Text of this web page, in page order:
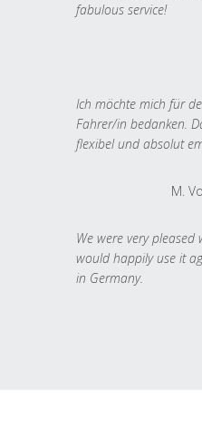
fabulous service!
Ich möchte mich für
Fahrer/in bedanken.
flexibel und absolut
M.
We were very
would happily use it
in Germany.